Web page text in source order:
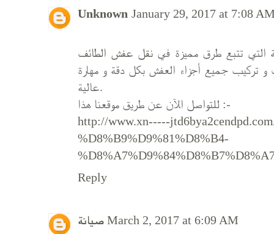
Unknown January 29, 2017 at 7:08
التي تتبع طرق مميزة في نقل عفش الطائف
جميع أجزاء العفش بكل دقة و مهارة
عالية.
للتواصل الآن عن طريق موقعنا هذا :-
http://www.xn-----
%D8%B9%D9%81%D8%B4-
Reply
صيانة March 2, 2017 at 6:09 AM